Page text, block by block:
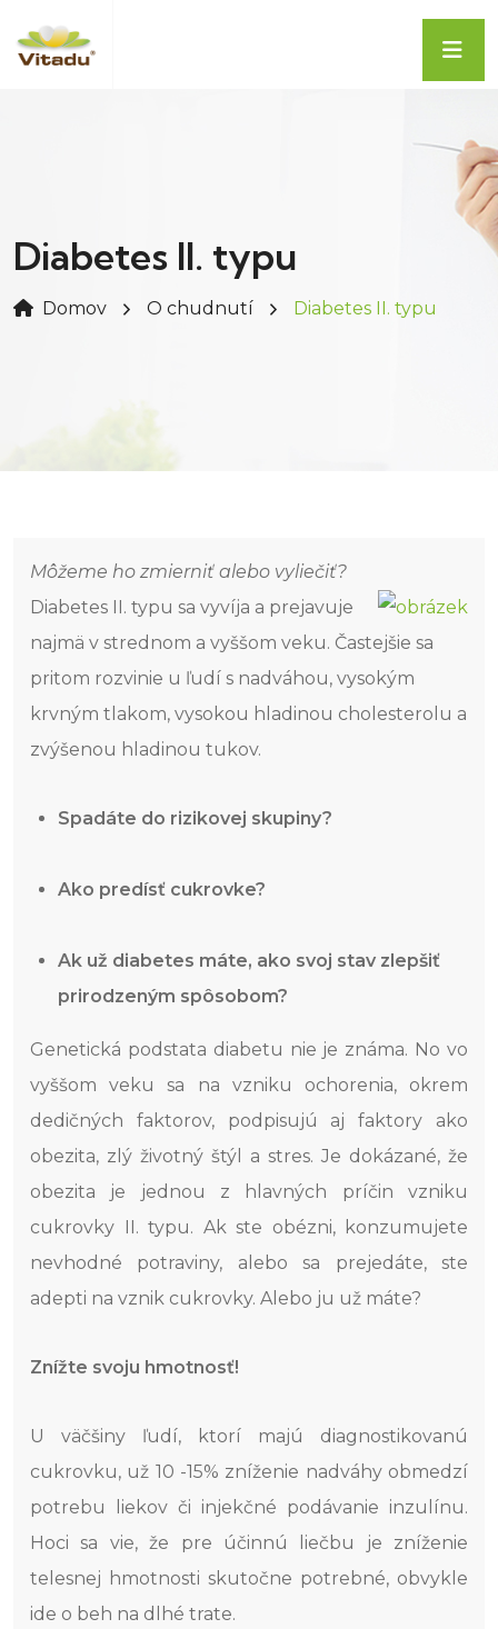
Diabetes II. typu
Domov O chudnutí Diabetes II. typu
Môžeme ho zmierniť alebo vyliečiť?
Diabetes II. typu sa vyvíja a prejavuje
najmä v strednom a vyššom veku. Častejšie sa
pritom rozvinie u ľudí s nadváhou, vysokým
krvným tlakom, vysokou hladinou cholesterolu a
zvýšenou hladinou tukov.
Spadáte do rizikovej skupiny?
Ako predísť cukrovke?
Ak už diabetes máte, ako svoj stav zlepšiť
prirodzeným spôsobom?
Genetická podstata diabetu nie je známa. No vo
vyššom veku sa na vzniku ochorenia, okrem
dedičných faktorov, podpisujú aj faktory ako
obezita, zlý životný štýl a stres. Je dokázané, že
obezita je jednou z hlavných príčin vzniku
cukrovky II. typu. Ak ste obézni, konzumujete
nevhodné potraviny, alebo sa prejedáte, ste
adepti na vznik cukrovky. Alebo ju už máte?
Znížte svoju hmotnosť!
U väčšiny ľudí, ktorí majú diagnostikovanú
cukrovku, už 10 -15% zníženie nadváhy obmedzí
potrebu liekov či injekčné podávanie inzulínu.
Hoci sa vie, že pre účinnú liečbu je zníženie
telesnej hmotnosti skutočne potrebné, obvykle
ide o beh na dlhé trate.